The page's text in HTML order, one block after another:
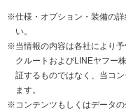
※仕様・オプション・装備の
い。
※当情報の内容は各社により
クルートおよびLINEヤフー
証するものではなく、当コ
ます。
※コンテンツもしくはデータ